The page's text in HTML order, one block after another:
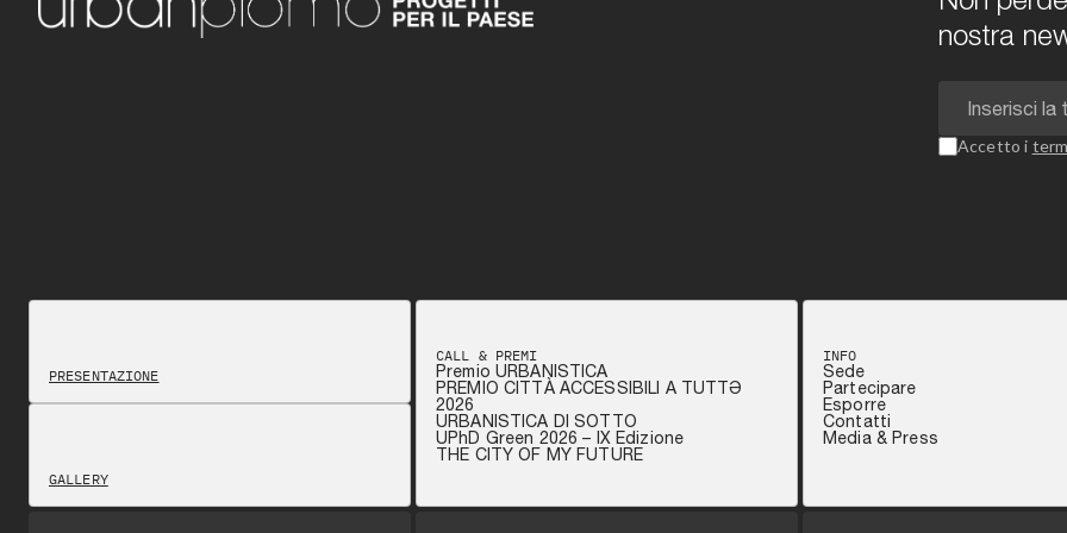
nostra
Accetto i
PRESENTAZIONE
GALLERY
CALL & PREMI
Premio URBANISTICA
PREMIO CITTÀ ACCESSIBILI A TUTTƏ
2026
URBANISTICA DI SOTTO
UPhD Green 2026 – IX Edizione
THE CITY OF MY FUTURE
INFO
Sede
Partecipare
Esporre
Contatti
Media & Press